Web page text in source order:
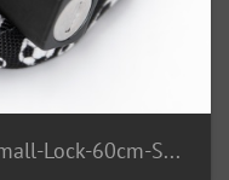
20399 Liix-Fahrradschloss-Small-Lock-60cm-Soccerball 2